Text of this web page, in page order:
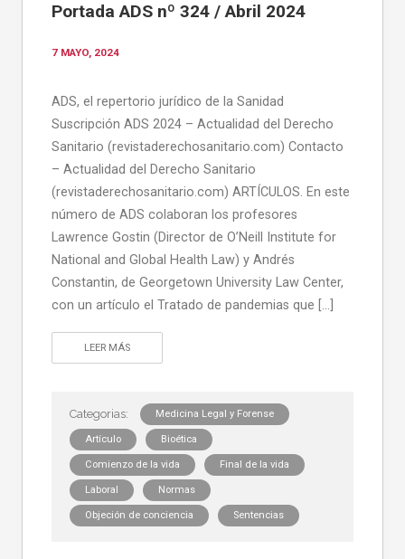
Portada ADS nº 324 / Abril 2024
7 MAYO, 2024
ADS, el repertorio jurídico de la Sanidad
Suscripción ADS 2024 – Actualidad del Derecho
Sanitario (revistaderechosanitario.com) Contacto
– Actualidad del Derecho Sanitario
(revistaderechosanitario.com) ARTÍCULOS. En este
número de ADS colaboran los profesores
Lawrence Gostin (Director de O’Neill Institute for
National and Global Health Law) y Andrés
Constantin, de Georgetown University Law Center,
con un artículo el Tratado de pandemias que […]
LEER MÁS
Medicina Legal y Forense
Artículo Bioética
Comienzo de la vida Final de la vida
Laboral Normas
Objeción de conciencia Sentencias